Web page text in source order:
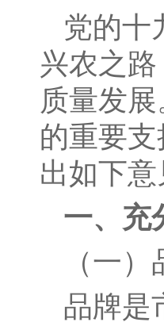
党的十
兴农之
质量发
的重要
出如下意
一、充
（一
品牌是